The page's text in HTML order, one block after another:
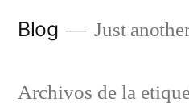
Blog Just
Archivos de la